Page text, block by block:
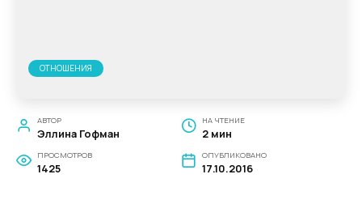
ОТНОШЕНИЯ
АВТОР
Эллина Гофман
НА ЧТЕНИЕ
2 мин
ПРОСМОТРОВ
1425
ОПУБЛИКОВАНО
17.10.2016